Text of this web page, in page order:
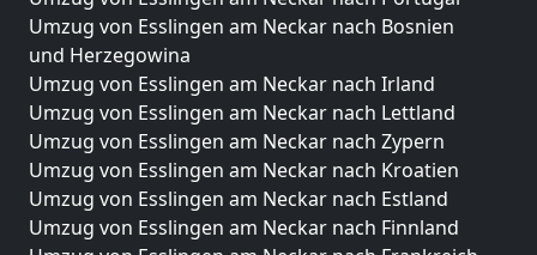
Umzug von Esslingen am Neckar nach Bosnien
und Herzegowina
Umzug von Esslingen am Neckar nach Irland
Umzug von Esslingen am Neckar nach Lettland
Umzug von Esslingen am Neckar nach Zypern
Umzug von Esslingen am Neckar nach Kroatien
Umzug von Esslingen am Neckar nach Estland
Umzug von Esslingen am Neckar nach Finnland